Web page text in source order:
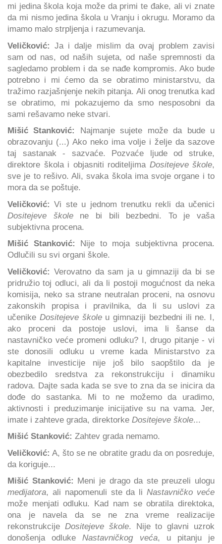
mi jedina škola koja može da primi te đake, ali vi znate
da mi nismo jedina škola u Vranju i okrugu. Moramo da
imamo malo strpljenja i razumevanja.
Veličković:
Ja i dalje mislim da ovaj problem zavisi
sam od nas, od naših sujeta, od naše spremnosti da
sagledamo problem i da se nađe kompromis. Ako bude
potrebno i mi ćemo da se obratimo ministarstvu, da
tražimo razjašnjenje nekih pitanja. Ali onog trenutka kad
se obratimo, mi pokazujemo da smo nesposobni da
sami rešavamo neke stvari.
Mišić Stanković:
Najmanje sujete može da bude u
obrazovanju (...) Ako neko ima volje i želje da sazove
taj sastanak - sazvaće. Pozvaće ljude od struke,
direktore škola i objasniti roditeljima Dositejeve škole,
sve je to rešivo. Ali, svaka škola ima svoje organe i to
mora da se poštuje.
Veličković: Vi ste u jednom trenutku rekli da učenici
Dositejeve školene bi bili bezbedni. To je vaša
subjektivna procena.
Mišić Stanković: Nije to moja subjektivna procena.
Odlučili su svi organi škole.
Veličković: Verovatno da sam ja u gimnaziji da bi se
pridružio toj odluci, ali da li postoji mogućnost da neka
komisija, neko sa strane neutralan proceni, na osnovu
zakonskih propisa i pravilnika, da li su uslovi za
učenike Dositejeve škole u gimnaziji bezbedni ili ne. I,
ako proceni da postoje uslovi, ima li šanse da
nastavničko veće promeni odluku? I, drugo pitanje - vi
ste donosili odluku u vreme kada Ministarstvo za
kapitalne investicije nije još bilo saopštilo da je
obezbedilo sredstva za rekonstrukciju i dinamiku
radova. Dajte sada kada se sve to zna da se inicira da
dođe do sastanka. Mi to ne možemo da uradimo,
aktivnosti i preduzimanje inicijative su na vama. Jer,
imate i zahteve grada, direktorke Dositejeve škole...
Mišić Stanković: Zahtev grada nemamo.
Veličković: A, što se ne obratite gradu da on posreduje,
da koriguje...
Mišić Stanković: Meni je drago da ste preuzeli ulogu
medijatora, ali napomenuli ste da liNastavničko veće
može menjati odluku. Kad nam se obratila direktoka,
ona je navela da se ne zna vreme realizacije
rekonstrukcije Dositejeve škole. Nije to glavni uzrok
donošenja odlukeNastavničkog veća, u pitanju je